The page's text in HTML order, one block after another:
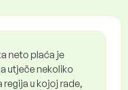
neto plaća je
utječe nekoliko
u kojoj rade,